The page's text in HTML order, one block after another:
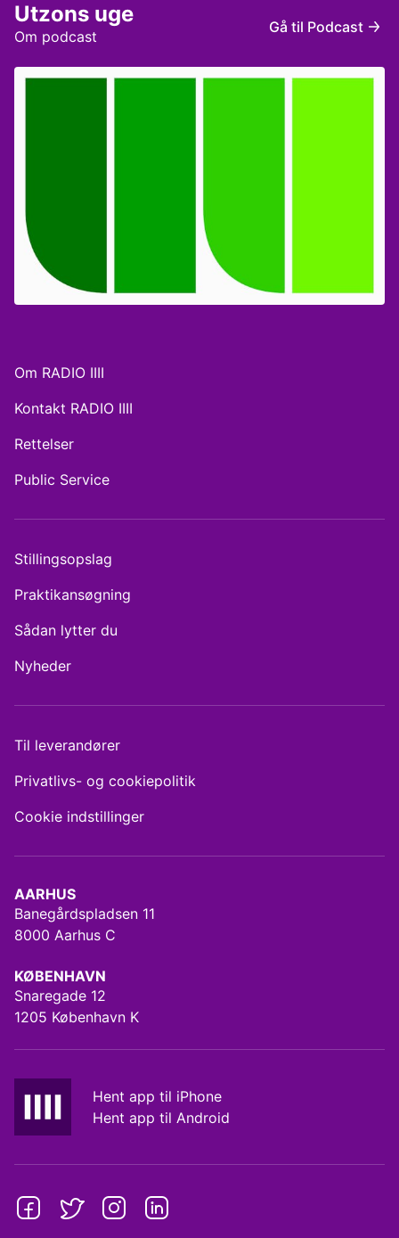
Bornholms museum, Tim Knudsen, historiker, politolog
og forfatter, Brian Weichardt, politisk kommentator på
Henriksen, producer på Radio IIII og bachelor i
Om podcast
Utzons uge Gå til Podcast
AARHUS
Banegårdspladsen 11
8000 Aarhus C
KØBENHAVN
Snaregade 12
1205 København K
Hent app til iPhone
Hent app til Android
Om RADIO IIII
Kontakt RADIO IIII
Rettelser
Public Service
Stillingsopslag
Praktikansøgning
Sådan lytter du
Nyheder
Til leverandører
Privatlivs- og cookiepolitik
Cookie indstillinger